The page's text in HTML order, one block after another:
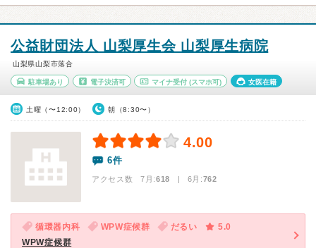
公益財団法人 山梨厚生会 山梨厚生病院
山梨県山梨市落合
駐車場あり 電子決済可 マイナ受付 (スマホ可) 女医在籍
土曜（〜12:00） 朝（8:30〜）
4.00
6件
アクセス数 7月:618 | 6月:762
循環器内科 WPW症候群 だるい
5.0
WPW症候群